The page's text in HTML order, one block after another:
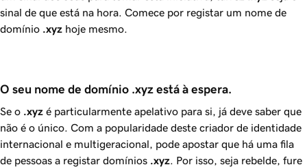
sinal de que está na hora. Comece por registar um nome de
domínio .xyz hoje mesmo.
O seu nome de domínio .xyz está à espera.
Se o .xyz é particularmente apelativo para si, já deve saber que
não é o único. Com a popularidade deste criador de identidade
internacional e multigeracional, pode apostar que há uma fila
de pessoas a registar domínios .xyz. Por isso, seja rebelde, fure